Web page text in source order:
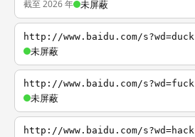
截至 2026 年 未屏蔽
http://www.baidu.com/s?wd=duck
未屏蔽
http://www.baidu.com/s?wd=fuck
未屏蔽
http://www.baidu.com/s?wd=hack